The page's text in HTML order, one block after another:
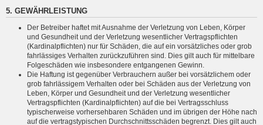
5. GEWÄHRLEISTUNG
Der Betreiber haftet mit Ausnahme der Verletzung von Leben, Körper
und Gesundheit und der Verletzung wesentlicher Vertragspflichten
(Kardinalpflichten) nur für Schäden, die auf ein vorsätzliches oder grob
fahrlässiges Verhalten zurückzuführen sind. Dies gilt auch für mittelbare
Folgeschäden wie insbesondere entgangenen Gewinn.
Die Haftung ist gegenüber Verbrauchern außer bei vorsätzlichem oder
grob fahrlässigem Verhalten oder bei Schäden aus der Verletzung von
Leben, Körper und Gesundheit und der Verletzung wesentlicher
Vertragspflichten (Kardinalpflichten) auf die bei Vertragsschluss
typischerweise vorhersehbaren Schäden und im übrigen der Höhe nach
auf die vertragstypischen Durchschnittsschäden begrenzt. Dies gilt auch